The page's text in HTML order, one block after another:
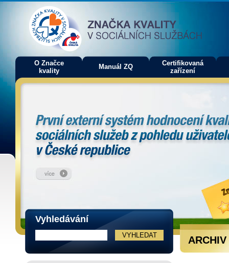
O Značce
kvality
Manuál ZQ
Certifikovaná
zařízení
Vyhledávání